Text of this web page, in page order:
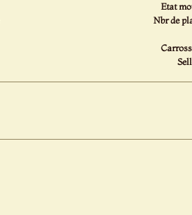
Etat
Nbr de